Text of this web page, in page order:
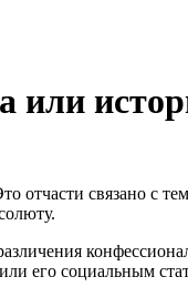
или
отчасти связано
его социальным